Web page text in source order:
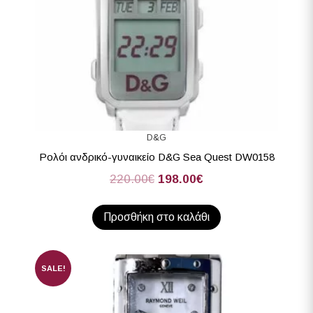
D&G
Ρολόι ανδρικό-γυναικείο D&G Sea Quest DW0158
220.00€ 198.00€
Προσθήκη στο καλάθι
SALE!